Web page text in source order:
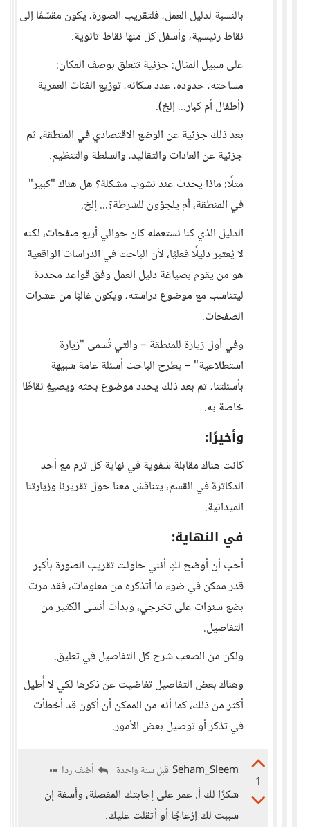
بالنسبة لدليل العمل، فلتقريب الصورة، يكون مقسّمًا إلى
نقاط رئيسية، وأسفل كل منها نقاط ثانوية.
على سبيل المثال: جزئية تتعلق بوصف المكان:
مساحته، حدوده، عدد سكانه، توزيع الفئات العمرية
(أطفال أم كبار... إلخ).
بعد ذلك جزئية عن الوضع الاقتصادي في المنطقة، ثم
جزئية عن العادات والتقاليد، والسلطة والتنظيم.
مثلًا: ماذا يحدث عند نشوب مشكلة؟ هل هناك "كبير"
في المنطقة، أم يلجؤون للشرطة؟... إلخ.
الدليل الذي كنا نستعمله كان حوالي أربع صفحات، لكنه
لا يُعتبر دليلًا فعليًا، لأن الباحث في الدراسات الواقعية
هو من يقوم بصياغة دليل العمل وفق قواعد محددة
ليتناسب مع موضوع دراسته، ويكون غالبًا من عشرات
الصفحات.
وفي أول زيارة للمنطقة – والتي تُسمى "زيارة
استطلاعية" – يطرح الباحث أسئلة عامة شبيهة
بأسئلتنا، ثم بعد ذلك يحدد موضوع بحثه ويصيغ نقاطًا
خاصة به.
وأخيرًا:
كانت هناك مقابلة شفوية في نهاية كل ترم مع أحد
الدكاترة في القسم، يتناقش معنا حول تقريرنا وزيارتنا
الميدانية.
في النهاية:
أحب أن أوضح لكِ أنني حاولت تقريب الصورة بأكبر
قدر ممكن في ضوء ما أتذكره من معلومات، فقد مرت
بضع سنوات على تخرجي، وبدأت أنسى الكثير من
التفاصيل.
ولكن من الصعب شرح كل التفاصيل في تعليق.
وهناك بعض التفاصيل تغاضيت عن ذكرها لكي لا أُطيل
أكثر من ذلك، كما أنه من الممكن أن أكون قد أخطأت
في تذكر أو توصيل بعض الأمور.
1
Seham_Sleem قبل سنة واحدة أضف ردا
شكرًا لك أ. عمر على إجابتك المفصلة، وأسفة إن
سببت لك إزعاجًا أو أثقلت عليك.